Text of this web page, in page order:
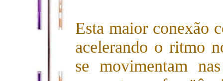
Esta maior conexão
acelerando o ritmo
se movimentam